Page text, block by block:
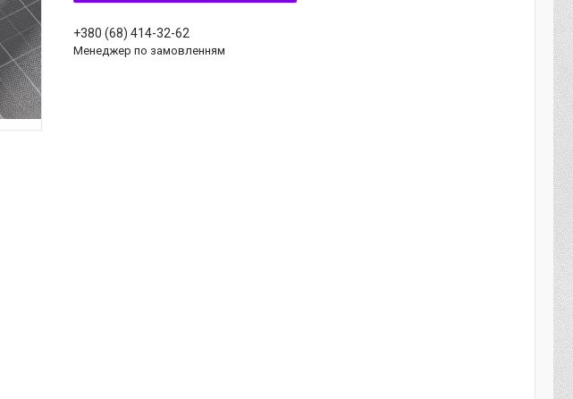
+380 (68) 414-32-62
Менеджер по замовленням